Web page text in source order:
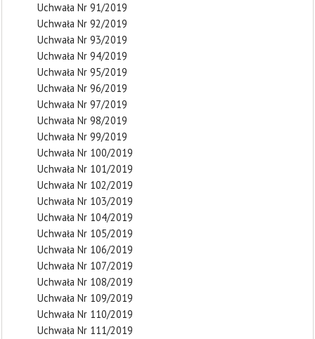
Uchwała Nr 91/2019
Uchwała Nr 92/2019
Uchwała Nr 93/2019
Uchwała Nr 94/2019
Uchwała Nr 95/2019
Uchwała Nr 96/2019
Uchwała Nr 97/2019
Uchwała Nr 98/2019
Uchwała Nr 99/2019
Uchwała Nr 100/2019
Uchwała Nr 101/2019
Uchwała Nr 102/2019
Uchwała Nr 103/2019
Uchwała Nr 104/2019
Uchwała Nr 105/2019
Uchwała Nr 106/2019
Uchwała Nr 107/2019
Uchwała Nr 108/2019
Uchwała Nr 109/2019
Uchwała Nr 110/2019
Uchwała Nr 111/2019